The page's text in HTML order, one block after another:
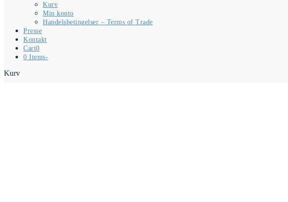
Kurv
Min konto
Handelsbetingelser – Terms of Trade
Presse
Kontakt
Cart0
0 Items-
Kurv